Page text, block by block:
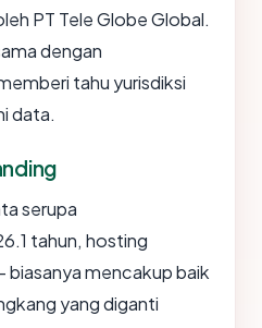
PT Tele Globe Global.
dengan
tahu yurisdiksi
data.
serupa
tahun, hosting
biasanya mencakup baik
yang diganti